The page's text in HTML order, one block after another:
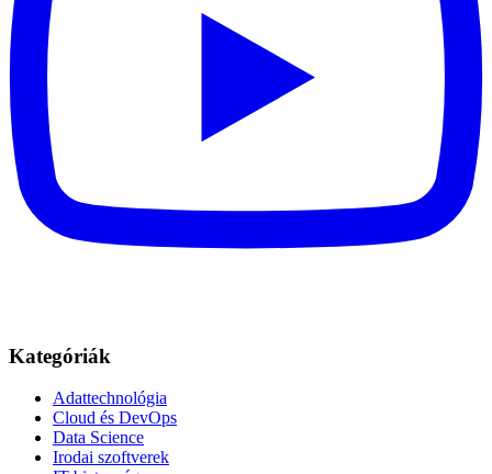
Kategóriák
Adattechnológia
Cloud és DevOps
Data Science
Irodai szoftverek